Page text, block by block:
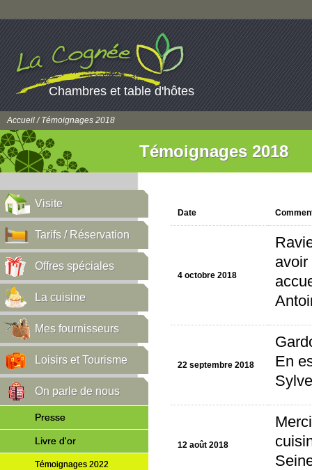
Chambres et table d'hôtes
Accueil/ Témoignages 2018
Témoignages 2018
Visite
Tarifs / Réservation
Offres spéciales
La cuisine
Mes fournisseurs
Loisirs et Tourisme
On parle de nous
Presse
Livre d'or
Témoignages 2022
Date
4 octobre 2018
avoir
22 septembre 2018
En
12 août 2018